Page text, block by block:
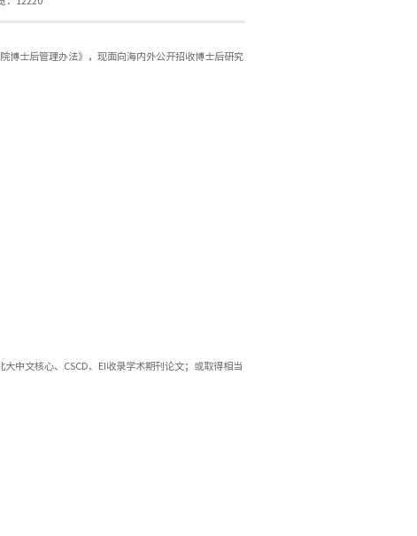
博士后管理办法》，现面向海内外公开招收博士后研究
中文核心、CSCD、EI收录学术期刊论文；或取得相当